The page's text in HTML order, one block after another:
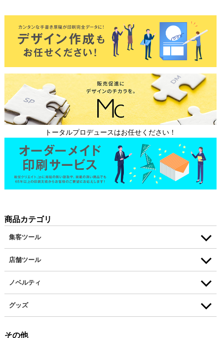
トータルプロデュースはお任せください！
商品カテゴリ
集客ツール
店舗ツール
ノベルティ
グッズ
その他